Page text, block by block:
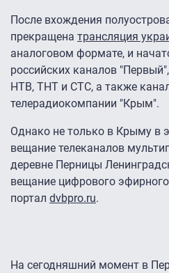
После вхождения
прекращена трансляция
аналоговом формате, и
российских каналов
НТВ, ТНТ и СТС, а также
телерадиокомпании "Крым".
Однако не только в Крыму в
вещание телеканалов
деревне Перницы
вещание цифрового
портал dvbpro.ru.
На сегодняшний момент в